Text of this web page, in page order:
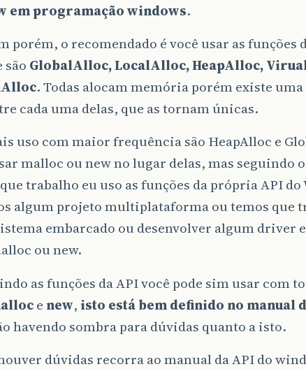
em programação windows.
porém, o recomendado é você usar as funções
são GlobalAlloc, LocalAlloc, HeapAlloc,
. Todas alocam memória porém existe uma
cada uma delas, que as tornam únicas.
uso com maior frequência são HeapAlloc e
malloc ou new no lugar delas, mas seguindo
trabalho eu uso as funções da própria API
algum projeto multiplataforma ou temos que
embarcado ou desenvolver algum driver
ou new.
as funções da API você pode sim usar com
e new, isto está bem definido no manual
havendo sombra para dúvidas quanto a isto.
dúvidas recorra ao manual da API do